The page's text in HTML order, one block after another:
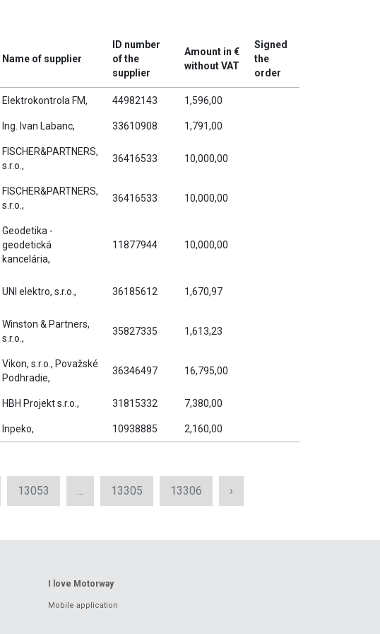
Name of supplier
ID number
of the
supplier
Amount in €
without VAT
Signed
the
order
Elektrokontrola FM, 44982143 1,596,00
Ing. Ivan Labanc, 33610908 1,791,00
FISCHER&PARTNERS,
s.r.o.,
36416533 10,000,00
FISCHER&PARTNERS,
s.r.o.,
36416533 10,000,00
Geodetika -
geodetická
kancelária,
11877944 10,000,00
UNI elektro, s.r.o., 36185612 1,670,97
Winston & Partners,
s.r.o.,
35827335 1,613,23
Vikon, s.r.o., Považské
Podhradie,
36346497 16,795,00
HBH Projekt s.r.o., 31815332 7,380,00
Inpeko, 10938885 2,160,00
13053 ... 13305 13306 ›
I love Motorway
Mobile application